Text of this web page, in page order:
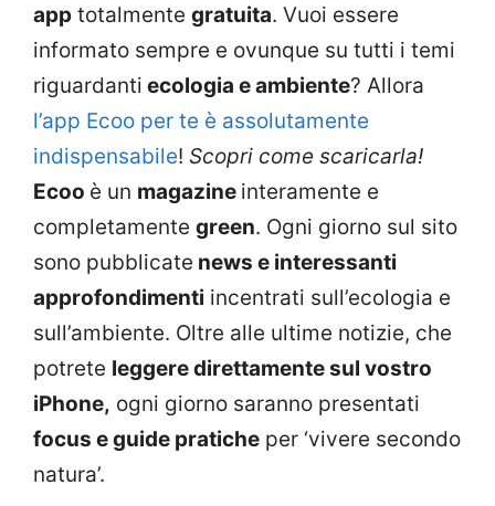
app totalmente gratuita. Vuoi essere
informato sempre e ovunque su tutti i temi
riguardanti ecologia e ambiente? Allora
l’app Ecoo per te è assolutamente
indispensabile! Scopri come scaricarla!
Ecoo è un magazine interamente e
completamente green. Ogni giorno sul sito
sono pubblicate news e interessanti
approfondimenti incentrati sull’ecologia e
sull’ambiente. Oltre alle ultime notizie, che
potrete leggere direttamente sul vostro
iPhone, ogni giorno saranno presentati
focus e guide pratiche per ‘vivere secondo
natura’.